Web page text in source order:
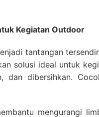
Kegiatan Outdoor
tantangan
solusi ideal untuk
dan dibersihkan.
mengurangi